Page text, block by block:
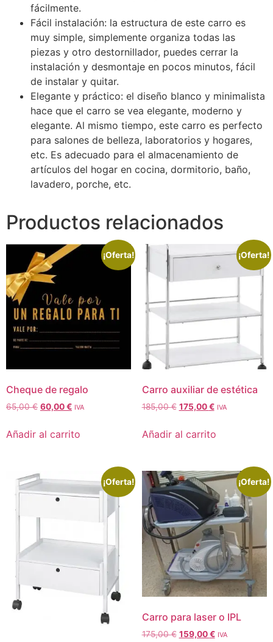
fácilmente.
Fácil instalación: la estructura de este carro es
muy simple, simplemente organiza todas las
piezas y otro destornillador, puedes cerrar la
instalación y desmontaje en pocos minutos, fácil
de instalar y quitar.
Elegante y práctico: el diseño blanco y minimalista
hace que el carro se vea elegante, moderno y
elegante. Al mismo tiempo, este carro es perfecto
para salones de belleza, laboratorios y hogares,
etc. Es adecuado para el almacenamiento de
artículos del hogar en cocina, dormitorio, baño,
lavadero, porche, etc.
Productos relacionados
¡Oferta!
Cheque de regalo
65,00€ 60,00€ IVA
Añadir al carrito
¡Oferta!
Carro auxiliar de estética
185,00€ 175,00€ IVA
Añadir al carrito
¡Oferta! ¡Oferta!
Carro para laser o IPL
175,00€ 159,00€ IVA